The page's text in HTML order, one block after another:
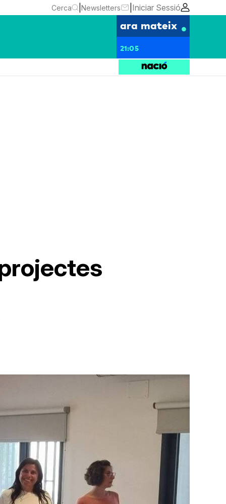
Cerca Newsletters Iniciar Sessió
ara mateix
21:05